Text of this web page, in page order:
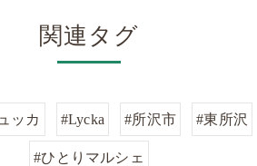
関連タグ
ッカ #Lycka #所沢市 #東所沢
#ひとりマルシェ